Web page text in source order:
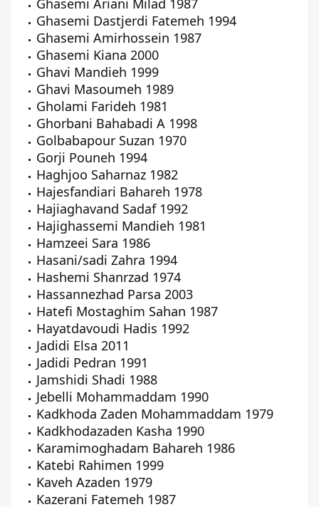
Ghasemi Ariani Milad 1987
Ghasemi Dastjerdi Fatemeh 1994
Ghasemi Amirhossein 1987
Ghasemi Kiana 2000
Ghavi Mandieh 1999
Ghavi Masoumeh 1989
Gholami Farideh 1981
Ghorbani Bahabadi A 1998
Golbabapour Suzan 1970
Gorji Pouneh 1994
Haghjoo Saharnaz 1982
Hajesfandiari Bahareh 1978
Hajiaghavand Sadaf 1992
Hajighassemi Mandieh 1981
Hamzeei Sara 1986
Hasani/sadi Zahra 1994
Hashemi Shanrzad 1974
Hassannezhad Parsa 2003
Hatefi Mostaghim Sahan 1987
Hayatdavoudi Hadis 1992
Jadidi Elsa 2011
Jadidi Pedran 1991
Jamshidi Shadi 1988
Jebelli Mohammaddam 1990
Kadkhoda Zaden Mohammaddam 1979
Kadkhodazaden Kasha 1990
Karamimoghadam Bahareh 1986
Katebi Rahimen 1999
Kaveh Azaden 1979
Kazerani Fatemeh 1987